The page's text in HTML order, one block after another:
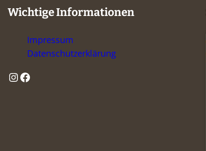
Wichtige Informationen
Impressum
Datenschutzerklärung
InstagramFacebook